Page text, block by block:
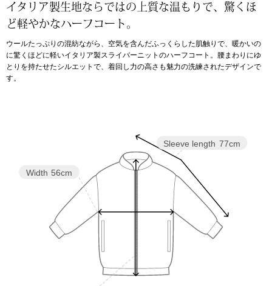
ダーウェア
ボストンバッグ
スリップオン
レースアップ
イタリア製生地ならではの上質な温もりで、驚くほ
ど軽やかなハーフコート。
ウールたっぷりの混紡ながら、空気を含んだふっくらした肌触りで、暖かいの
に驚くほどに軽いイタリア製スライバーニットのハーフコート。腰まわりにゆ
とりを持たせたシルエットで、着回し力の高さも魅力の洗練されたデザインで
す。
Sleeve length 77cm
Width 56cm